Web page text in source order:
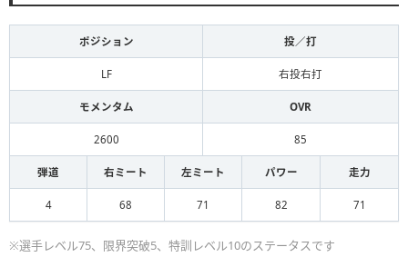
ポジション 投／打
LF 右投右打
モメンタム OVR
2600 85
弾道 右ミート 左ミート パワー 走力
4 68 71 82 71
※選手レベル75、限界突破5、特訓レベル10のステータスです